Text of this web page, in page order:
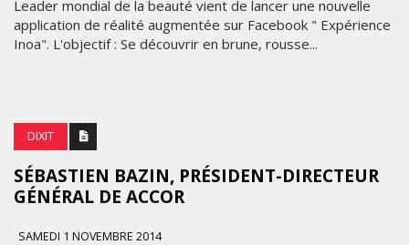
Leader mondial de la beauté vient de lancer une nouvelle
application de réalité augmentée sur Facebook " Expérience
Inoa". L'objectif : Se découvrir en brune, rousse...
DIXIT
SÉBASTIEN BAZIN, PRÉSIDENT-DIRECTEUR
GÉNÉRAL DE ACCOR
SAMEDI 1 NOVEMBRE 2014